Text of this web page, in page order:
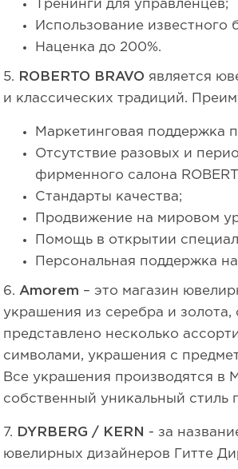
Тренинги для управленцев;
Использование известного
Наценка до 200%.
5. ROBERTO BRAVO является
и классических традиций.
Маркетинговая поддержка
Отсутствие разовых и
фирменного салона
Стандарты качества;
Продвижение на мировом
Помощь в открытии
Персональная поддержка
6. Amorem – это магазин
украшения из серебра и
представлено несколько
символами, украшения с
Все украшения производятся в
собственный уникальный стиль
7. DYRBERG / KERN
- за
ювелирных дизайнеров Гитте